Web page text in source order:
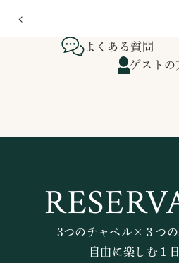
よくある質問
ゲストの
3つのチャペル×３つの
自由に楽しむ１